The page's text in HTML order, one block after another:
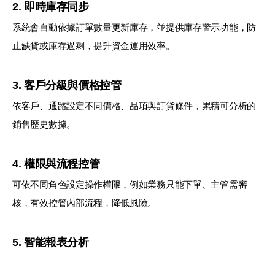
2. 即時庫存同步
系統會自動依據訂單數量更新庫存，並提供庫存警示功能，防
止缺貨或庫存過剩，提升資金運用效率。
3. 客戶分級與價格控管
依客戶、通路設定不同價格、品項與訂貨條件，累積可分析的
銷售歷史數據。
4. 權限與流程控管
可依不同角色設定操作權限，例如業務只能下單、主管需審
核，有效控管內部流程，降低風險。
5. 智能報表分析